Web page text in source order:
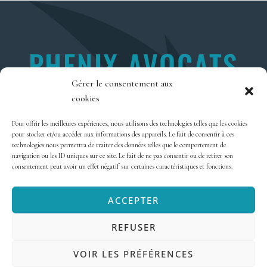
Gérer le consentement aux
cookies
Pour offrir les meilleures expériences, nous utilisons des technologies telles que les cookies
pour stocker et/ou accéder aux informations des appareils. Le fait de consentir à ces
technologies nous permettra de traiter des données telles que le comportement de
navigation ou les ID uniques sur ce site. Le fait de ne pas consentir ou de retirer son
consentement peut avoir un effet négatif sur certaines caractéristiques et fonctions.
ACCEPTER
REFUSER
VOIR LES PRÉFÉRENCES
PHENIX AVOCATS
2 RUE PIERRE JOSEPH COLIN
Politique de confidentialité
n
a
w
o
i